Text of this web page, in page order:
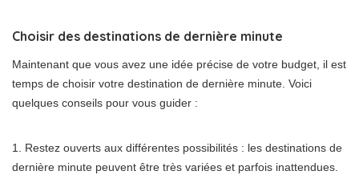
Choisir des destinations de dernière minute
Maintenant que vous avez une idée précise de votre budget, il est
temps de choisir votre destination de dernière minute. Voici
quelques conseils pour vous guider :
1. Restez ouverts aux différentes possibilités : les destinations de
dernière minute peuvent être très variées et parfois inattendues.